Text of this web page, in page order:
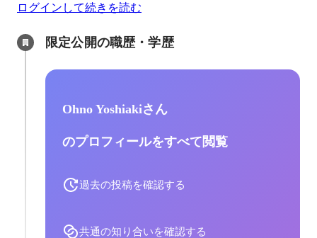
ログインして続きを読む
限定公開の職歴・学歴
Ohno Yoshiakiさん
のプロフィールをすべて閲覧
過去の投稿を確認する
共通の知り合いを確認する